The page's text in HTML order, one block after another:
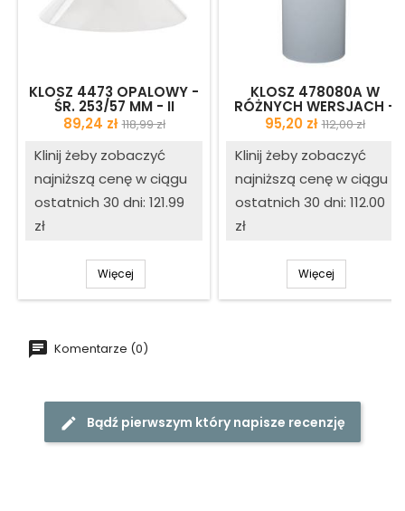
KLOSZ 4473 OPALOWY -
ŚR. 253/57 MM - II
GATUNEK
Cena
89,24 zł Cena
podstawowa
118,99 zł
Klinij żeby zobaczyć
najniższą cenę w ciągu
ostatnich 30 dni: 121.99
zł
Więcej
KLOSZ 478080A W
RÓŻNYCH WERSJACH -
ŚR. 80 MM - II GATUNEK
Cena
95,20 zł Cena
112,00 zł
Klinij żeby zobaczyć
najniższą cenę w ciągu
ostatnich 30 dni: 112.00
zł
Więcej
Komentarze (0)
Bądź pierwszym który napisze recenzję